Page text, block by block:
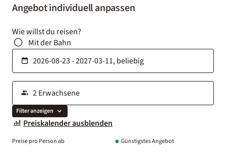
Angebot individuell anpassen
Wie willst du reisen?
Mit der Bahn
Filter anzeigen
Preiskalender ausblenden
Preise pro Person ab Günstigstes Angebot